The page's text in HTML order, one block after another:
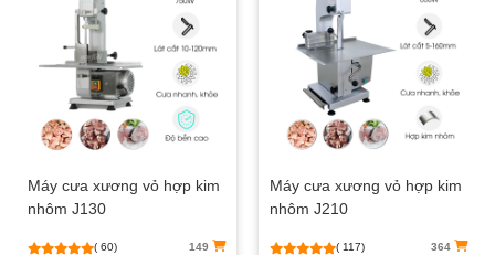
Máy cưa xương vỏ hợp kim
nhôm J130
( 60) 149
Máy cưa xương vỏ hợp kim
nhôm J210
( 117) 364